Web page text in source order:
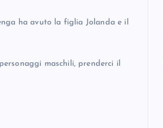
ha avuto la figlia Jolanda e il
maschili, prenderci il